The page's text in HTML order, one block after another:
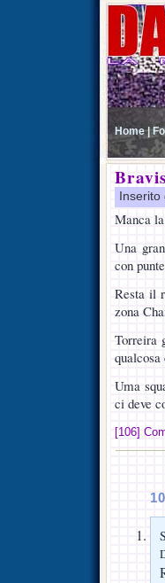
Home |
Manca
Una
con
Resta il
zona
Torreira
qualcosa
Uma
ci deve
[106]